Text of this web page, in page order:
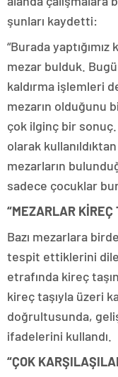
şunları kaydetti:
“Burada yaptığımız
mezar bulduk.
kaldırma işlemleri
mezarın olduğunu
çok ilginç bir
olarak
mezarların
sadece çocuklar
“MEZARLAR
Bazı mezarlara
tespit ettiklerini dile
etrafında kireç
kireç taşıyla üzeri
doğrultusunda,
ifadelerini kullandı.
“ÇOK